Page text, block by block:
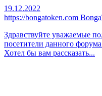
19.12.2022
https://bongatoken.com
Здравствуйте уважаемые
посетители данного
Хотел бы вам рассказать...